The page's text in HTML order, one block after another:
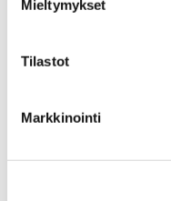
Mieltymykset
Tilastot
Markkinointi